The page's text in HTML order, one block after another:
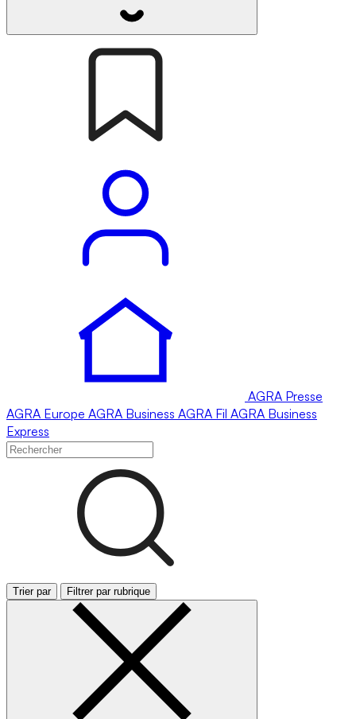
AGRA Presse
AGRA Europe AGRA Business AGRA Fil AGRA Business
Express
Trier par Filtrer par rubrique